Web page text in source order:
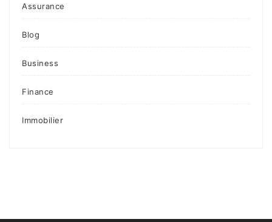
Assurance
Blog
Business
Finance
Immobilier